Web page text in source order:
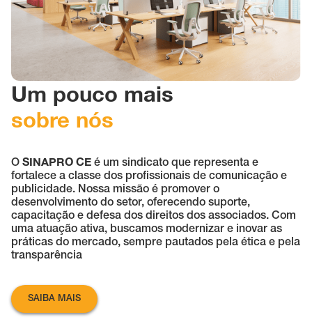
Um pouco mais
sobre nós
O SINAPRO CE é um sindicato que representa e
fortalece a classe dos profissionais de comunicação e
publicidade. Nossa missão é promover o
desenvolvimento do setor, oferecendo suporte,
capacitação e defesa dos direitos dos associados. Com
uma atuação ativa, buscamos modernizar e inovar as
práticas do mercado, sempre pautados pela ética e pela
transparência
SAIBA MAIS